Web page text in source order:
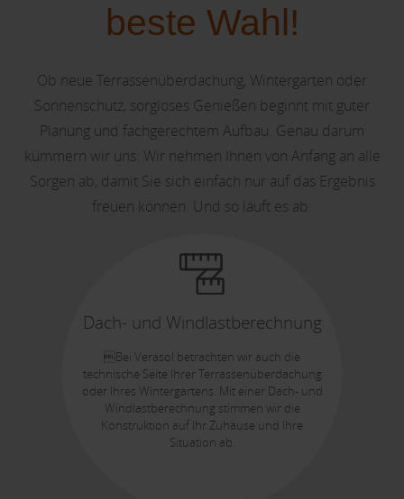
beste Wahl!
Ob neue Terrassenüberdachung, Wintergarten oder
Sonnenschutz, sorgloses Genießen beginnt mit guter
Planung und fachgerechtem Aufbau. Genau darum
kümmern wir uns: Wir nehmen Ihnen von Anfang an alle
Sorgen ab, damit Sie sich einfach nur auf das Ergebnis
freuen können. Und so läuft es ab:
Dach- und Windlastberechnung
Bei Verasol betrachten wir auch die
technische Seite Ihrer Terrassenüberdachung
oder Ihres Wintergartens. Mit einer Dach- und
Windlastberechnung stimmen wir die
Konstruktion auf Ihr Zuhause und Ihre
Situation ab.